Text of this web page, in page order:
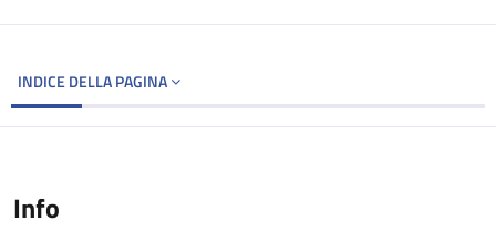
INDICE DELLA PAGINA
Info